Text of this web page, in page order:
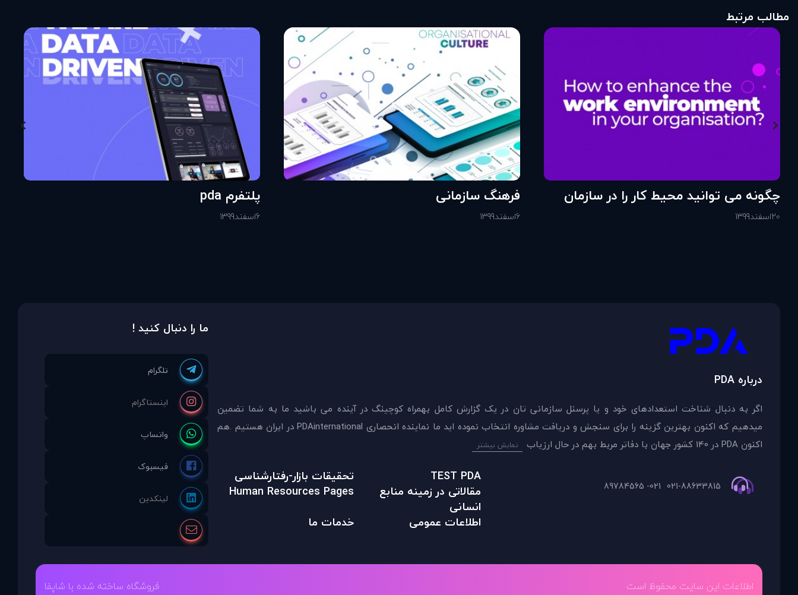
مطالب مرتبط
چگونه می توانید محیط کار را در سازمان
خود تقویت کنید؟
20اسفند1399
فرهنگ سازمانی
6اسفند1399
پلتفرم pda
6اسفند1399
درباره PDA
اگر به دنبال شناخت استعدادهای خود و یا پرسنل سازمانی تان در يک گزارش کامل بهمراه کوچینگ در آینده می باشید ما به شما تضمين
ميدهيم که اکنون بهترين گزينه را برای سنجش و دريافت مشاوره انتخاب نموده ايد ما نماینده انحصاری PDAinternational در ایران هستیم .هم
اکنون PDA در 140 کشور جهان با دفاتر مربط بهم در حال ارزیاب
نمایش بیشتر
021-88633815
021- 89784565
TEST PDA
تحقیقات بازار-رفتارشناسی
مقالاتی در زمينه منابع
انسانی
Human Resources Pages
اطلاعات عمومی
خدمات ما
ما را دنبال کنید !
اطلاعات این سایت محفوظ است فروشگاه ساخته شده با شاپفا